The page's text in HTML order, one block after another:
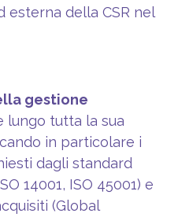
esterna della CSR nel
gestione
lungo tutta la sua
in particolare i
dagli standard
14001, ISO 45001) e
(Global